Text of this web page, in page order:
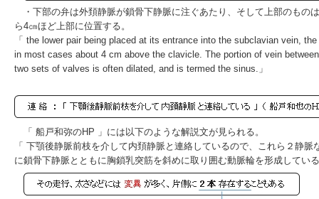
・下部の弁は外頚静脈が鎖骨下静脈に注ぐあたり、そして上部のもの
ら4㎝ほど上部に位置する。
「 the lower pair being placed at its entrance into the subclavian vein, the
in most cases about 4 cm above the clavicle. The portion of vein
two sets of valves is often dilated, and is termed the sinus.」
「 船戸和弥のHP 」には以下のような解説文が見られる。
「 下顎後静脈前枝を介して内頚静脈と連絡しているので、これら２静脈
に鎖骨下静脈とともに胸鎖乳突筋を斜めに取り囲む動脈輪を形成してい